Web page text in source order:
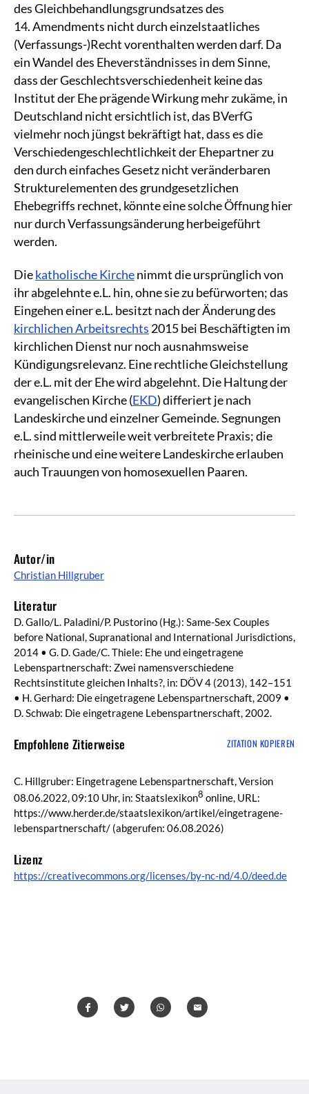
des Gleichbehandlungsgrundsatzes des
14. Amendments nicht durch einzelstaatliches
(Verfassungs-)Recht vorenthalten werden darf. Da
ein Wandel des Eheverständnisses in dem Sinne,
dass der Geschlechtsverschiedenheit keine das
Institut der Ehe prägende Wirkung mehr zukäme, in
Deutschland nicht ersichtlich ist, das BVerfG
vielmehr noch jüngst bekräftigt hat, dass es die
Verschiedengeschlechtlichkeit der Ehepartner zu
den durch einfaches Gesetz nicht veränderbaren
Strukturelementen des grundgesetzlichen
Ehebegriffs rechnet, könnte eine solche Öffnung hier
nur durch Verfassungsänderung herbeigeführt
werden.
Diekatholische Kirchenimmt die ursprünglich von
ihr abgelehnte e.L. hin, ohne sie zu befürworten; das
Eingehen einer e.L. besitzt nach der Änderung des
kirchlichen Arbeitsrechts 2015 bei Beschäftigten im
kirchlichen Dienst nur noch ausnahmsweise
Kündigungsrelevanz. Eine rechtliche Gleichstellung
der e.L. mit der Ehe wird abgelehnt. Die Haltung der
evangelischen Kirche (EKD) differiert je nach
Landeskirche und einzelner Gemeinde. Segnungen
e.L. sind mittlerweile weit verbreitete Praxis; die
rheinische und eine weitere Landeskirche erlauben
auch Trauungen von homosexuellen Paaren.
Autor/in
Christian Hillgruber
Literatur
D. Gallo/L. Paladini/P. Pustorino (Hg.): Same-Sex Couples
before National, Supranational and International Jurisdictions,
2014 • G. D. Gade/C. Thiele: Ehe und eingetragene
Lebenspartnerschaft: Zwei namensverschiedene
Rechtsinstitute gleichen Inhalts?, in: DÖV 4 (2013), 142–151
• H. Gerhard: Die eingetragene Lebenspartnerschaft, 2009 •
D. Schwab: Die eingetragene Lebenspartnerschaft, 2002.
Empfohlene Zitierweise ZITATION KOPIEREN
C. Hillgruber: Eingetragene Lebenspartnerschaft, Version
08.06.2022, 09:10 Uhr, in: Staatslexikon8 online, URL:
https://www.herder.de/staatslexikon/artikel/eingetragene-
lebenspartnerschaft/ (abgerufen: 06.08.2026)
Lizenz
https://creativecommons.org/licenses/by-nc-nd/4.0/deed.de